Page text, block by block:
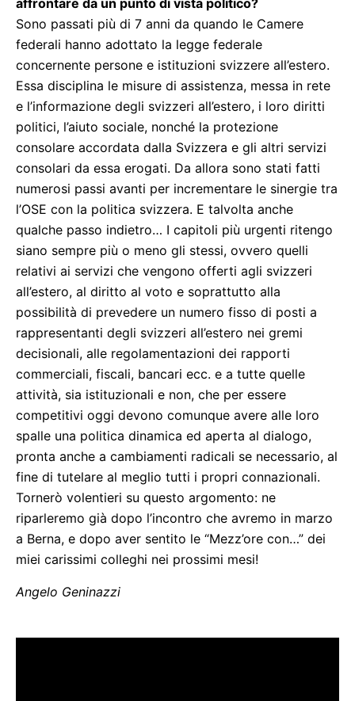
affrontare da un punto di vista politico?
Sono passati più di 7 anni da quando le Camere
federali hanno adottato la legge federale
concernente persone e istituzioni svizzere all’estero.
Essa disciplina le misure di assistenza, messa in rete
e l’informazione degli svizzeri all’estero, i loro diritti
politici, l’aiuto sociale, nonché la protezione
consolare accordata dalla Svizzera e gli altri servizi
consolari da essa erogati. Da allora sono stati fatti
numerosi passi avanti per incrementare le sinergie tra
l’OSE con la politica svizzera. E talvolta anche
qualche passo indietro… I capitoli più urgenti ritengo
siano sempre più o meno gli stessi, ovvero quelli
relativi ai servizi che vengono offerti agli svizzeri
all’estero, al diritto al voto e soprattutto alla
possibilità di prevedere un numero fisso di posti a
rappresentanti degli svizzeri all’estero nei gremi
decisionali, alle regolamentazioni dei rapporti
commerciali, fiscali, bancari ecc. e a tutte quelle
attività, sia istituzionali e non, che per essere
competitivi oggi devono comunque avere alle loro
spalle una politica dinamica ed aperta al dialogo,
pronta anche a cambiamenti radicali se necessario, al
fine di tutelare al meglio tutti i propri connazionali.
Tornerò volentieri su questo argomento: ne
riparleremo già dopo l’incontro che avremo in marzo
a Berna, e dopo aver sentito le “Mezz’ore con…” dei
miei carissimi colleghi nei prossimi mesi!
Angelo Geninazzi